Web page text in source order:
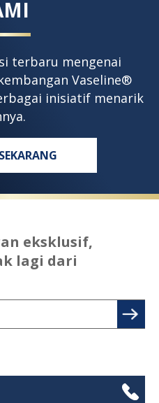
terbaru mengenai
Vaseline®
inisiatif menarik
eksklusif,
lagi dari